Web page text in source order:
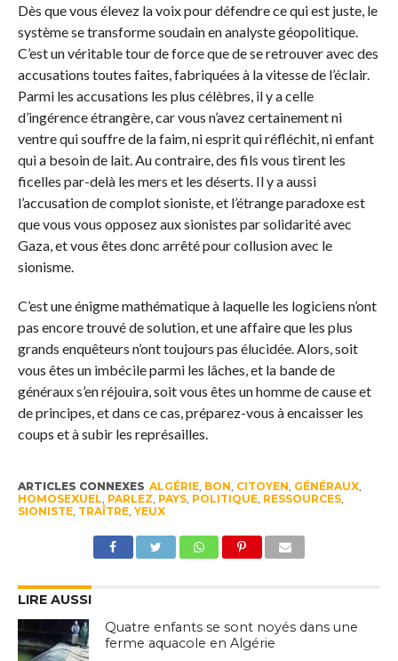
Dès que vous élevez la voix pour défendre ce qui est juste, le
système se transforme soudain en analyste géopolitique.
C’est un véritable tour de force que de se retrouver avec des
accusations toutes faites, fabriquées à la vitesse de l’éclair.
Parmi les accusations les plus célèbres, il y a celle
d’ingérence étrangère, car vous n’avez certainement ni
ventre qui souffre de la faim, ni esprit qui réfléchit, ni enfant
qui a besoin de lait. Au contraire, des fils vous tirent les
ficelles par-delà les mers et les déserts. Il y a aussi
l’accusation de complot sioniste, et l’étrange paradoxe est
que vous vous opposez aux sionistes par solidarité avec
Gaza, et vous êtes donc arrêté pour collusion avec le
sionisme.
C’est une énigme mathématique à laquelle les logiciens n’ont
pas encore trouvé de solution, et une affaire que les plus
grands enquêteurs n’ont toujours pas élucidée. Alors, soit
vous êtes un imbécile parmi les lâches, et la bande de
généraux s’en réjouira, soit vous êtes un homme de cause et
de principes, et dans ce cas, préparez-vous à encaisser les
coups et à subir les représailles.
ARTICLES CONNEXES ALGÉRIE, BON CITOYEN GÉNÉRAUX,
HOMOSEXUEL PARLEZ PAYS, POLITIQUE, RESSOURCES,
SIONISTE, TRAÎTRE, YEUX
LIRE AUSSI
Quatre enfants se sont noyés dans une
ferme aquacole en Algérie